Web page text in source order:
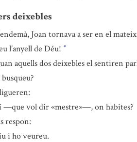
deixebles
Joan tornava a ser en el
l’anyell de Déu! *
aquells dos deixebles el sentiren
vol dir «mestre»—, on habites?
respon:
i ho veureu.